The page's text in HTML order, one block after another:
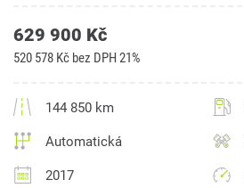
629 900 Kč
520 578 Kč bez DPH 21%
144 850 km
Automatická
2017